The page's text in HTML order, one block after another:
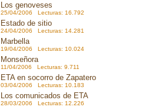
Los genoveses
25/04/2006 Lecturas: 16.792
Estado de sitio
24/04/2006 Lecturas: 14.281
Marbella
19/04/2006 Lecturas: 10.024
Monseñora
11/04/2006 Lecturas: 9.711
ETA en socorro de Zapatero
03/04/2006 Lecturas: 10.183
Los comunicados de ETA
28/03/2006 Lecturas: 12.226